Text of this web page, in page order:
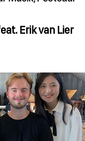
Erik van Lier